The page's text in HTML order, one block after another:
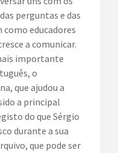
perguntas e das
educadores
a comunicar.
importante
o
que ajudou a
a principal
do que Sérgio
durante a sua
que pode ser